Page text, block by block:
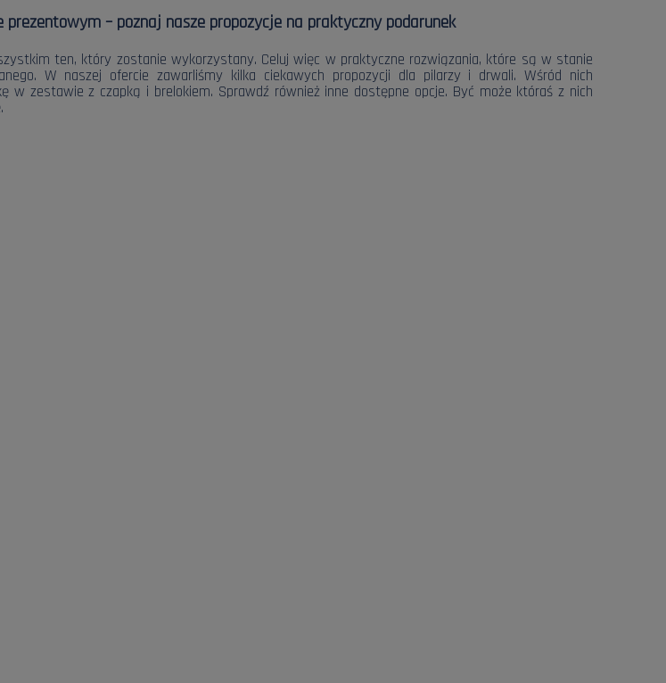
– poznaj nasze propozycje na praktyczny podarunek
ten, który zostanie wykorzystany. Celuj więc w praktyczne rozwiązania, które są w stanie
W naszej ofercie zawarliśmy kilka ciekawych propozycji dla pilarzy i drwali. Wśród nich
w zestawie z czapką i brelokiem. Sprawdź również inne dostępne opcje. Być może któraś z nich